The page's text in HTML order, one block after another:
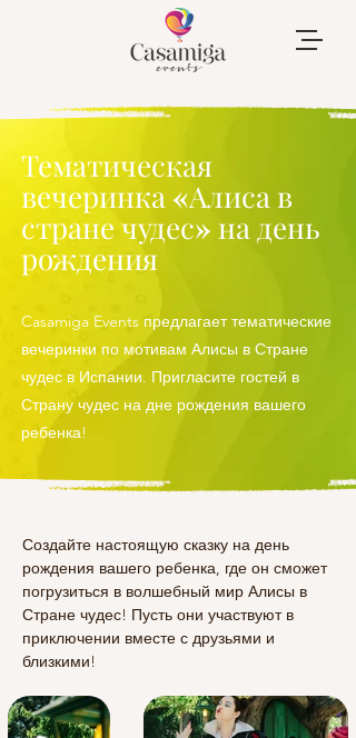
Тематическая
вечеринка «Алиса в
стране чудес» на день
рождения
Casamiga Events предлагает тематические
вечеринки по мотивам Алисы в Стране
чудес в Испании. Пригласите гостей в
Страну чудес на дне рождения вашего
ребенка!
Создайте настоящую сказку на день
рождения вашего ребенка, где он сможет
погрузиться в волшебный мир Алисы в
Стране чудес! Пусть они участвуют в
приключении вместе с друзьями и
близкими!